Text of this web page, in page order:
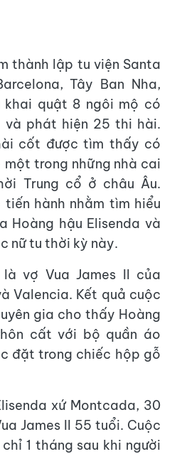
thành lập tu viện Santa
​​Tây Ban Nha,
quật 8 ngôi mộ có
và phát hiện 25 thi hài.
cốt được tìm thấy có
một trong những nhà cai
Trung cổ ở châu Âu.
hành nhằm tìm hiểu
Hoàng hậu Elisenda và
nữ tu thời kỳ này.
là vợ Vua James II của
Valencia. Kết quả cuộc
gia cho thấy Hoàng
cất với bộ quần áo
đặt trong chiếc hộp gỗ
xứ Montcada, 30
James II 55 tuổi. Cuộc
1 tháng sau khi người